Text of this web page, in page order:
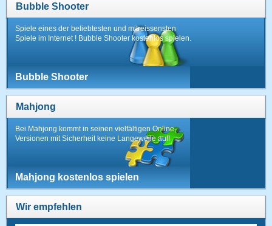
Bubble Shooter
Spiele eines der beliebtesten und mitreissensten
Spiele im Internet ! Bubble Shooter kostenlos spielen.
Bubble Shooter
Mahjong
Bei Mahjong kommt in seinen vielfältigen Online-
Versionen mit Sicherheit keine Langeweile auf!
Mahjong kostenlos spielen
Wir empfehlen